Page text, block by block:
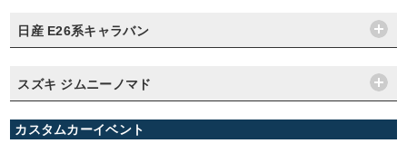
日産 E26系キャラバン
スズキ ジムニーノマド
カスタムカーイベント